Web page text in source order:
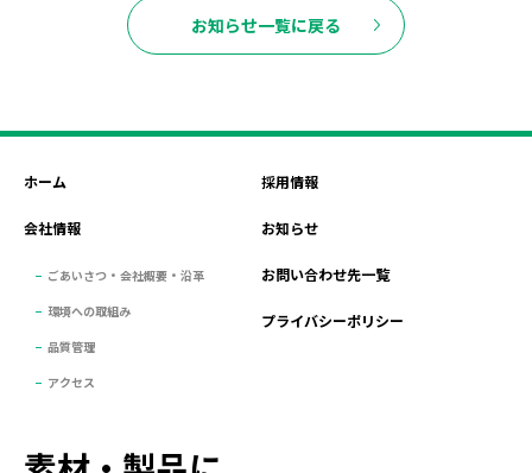
お知らせ一覧に戻る
ホーム
会社情報
ごあいさつ・会社概要・沿革
環境への取組み
品質管理
アクセス
採用情報
お知らせ
お問い合わせ先一覧
プライバシーポリシー